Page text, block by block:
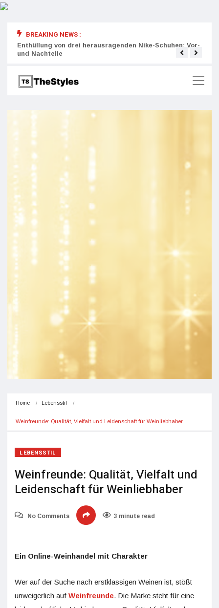
BREAKING NEWS :
Enthüllung von drei herausragenden Nike-Schuhen: Vor-
und Nachteile
Home Lebensstil
Weinfreunde: Qualität, Vielfalt und Leidenschaft für Weinliebhaber
LEBENSSTIL
Weinfreunde: Qualität, Vielfalt und
Leidenschaft für Weinliebhaber
No Comments 3 minute read
Ein Online-Weinhandel mit Charakter
Wer auf der Suche nach erstklassigen Weinen ist, stößt
unweigerlich auf Weinfreunde. Die Marke steht für eine